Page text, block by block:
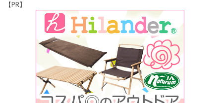
【PR】